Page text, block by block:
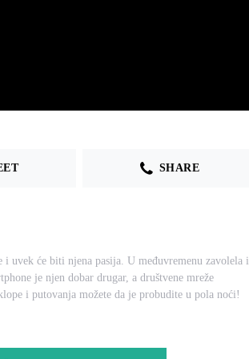
SHARE
uvek će biti njena pasija. U međuvremenu zavolela i
je njen dobar drugar, a društvene mreže
i putovanja možete da je probudite u pola noći!